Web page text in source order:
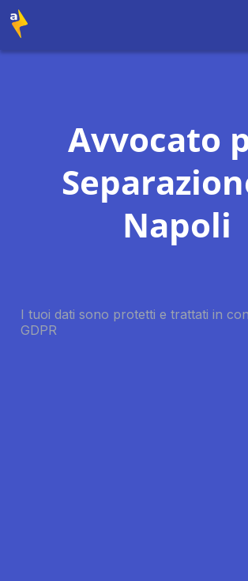
Avvocato
Napoli